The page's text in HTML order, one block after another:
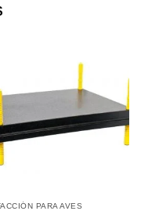
PARA AVES